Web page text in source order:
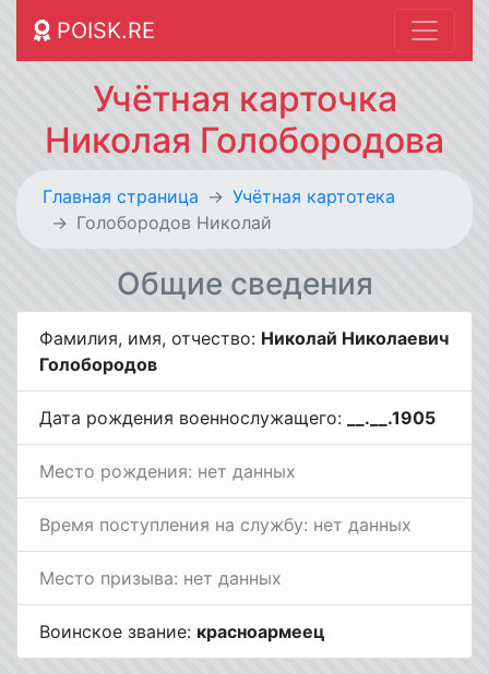
POISK.RE
Учётная карточка
Николая Голобородова
Главная страница
Учётная картотека
Голобородов Николай
Общие сведения
Фамилия, имя, отчество: Николай Николаевич
Голобородов
Дата рождения военнослужащего: __.__.1905
Место рождения: нет данных
Время поступления на службу: нет данных
Место призыва: нет данных
Воинское звание: красноармеец